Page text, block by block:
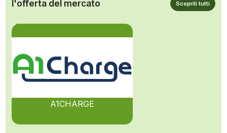
l'offerta del mercato Scoprili tutti
A1CHARGE